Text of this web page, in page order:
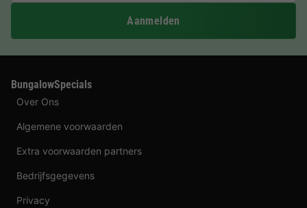
Aanmelden
BungalowSpecials
Over Ons
Algemene voorwaarden
Extra voorwaarden partners
Bedrijfsgegevens
Privacy